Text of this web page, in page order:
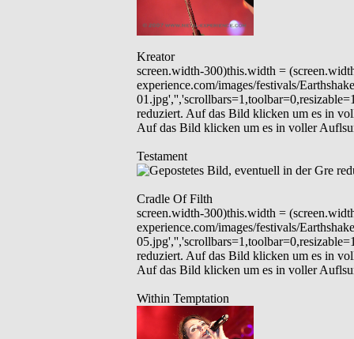
Kreator
screen.width-300)this.width =
experience.com/images/festivals/
reduziert. Auf das Bild klicken um es in
Auf das Bild klicken um es in voller
Testament
Cradle Of Filth
screen.width-300)this.width =
experience.com/images/festivals/
reduziert. Auf das Bild klicken um es in
Auf das Bild klicken um es in voller
Within Temptation